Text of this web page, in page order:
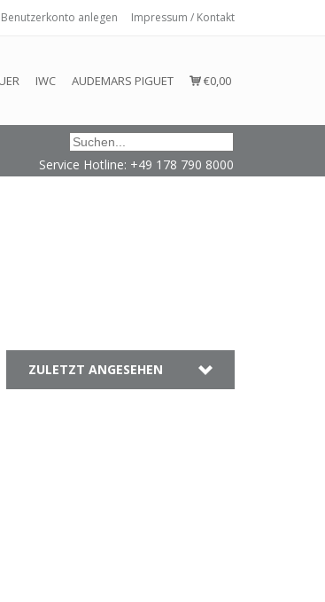
Benutzerkonto anlegen Impressum / Kontakt
IWC AUDEMARS PIGUET €0,00
Service Hotline: +49 178 790 8000
ZULETZT ANGESEHEN
oder erfüllt werden.